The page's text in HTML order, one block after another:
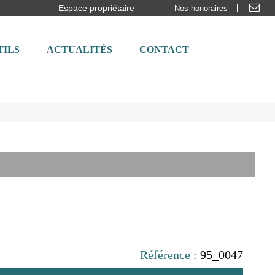
Espace propriétaire Nos honoraires
ACTUALITÉS CONTACT
Référence : 95_0047